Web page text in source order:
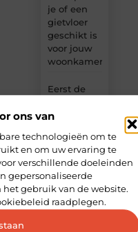
ons van
technologieën om te
en om uw ervaring te
verschillende doeleinden
gepersonaliseerde
gebruik van de website.
raadplegen.
je of een
gietvloer
geschikt is
voor jouw
woonkamer
Eerst de
dan pas de
Slim kiezen
voor
wisselweer
met een
tussenjas
je